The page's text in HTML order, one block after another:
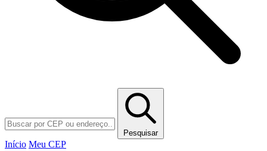
Pesquisar
Início Meu CEP